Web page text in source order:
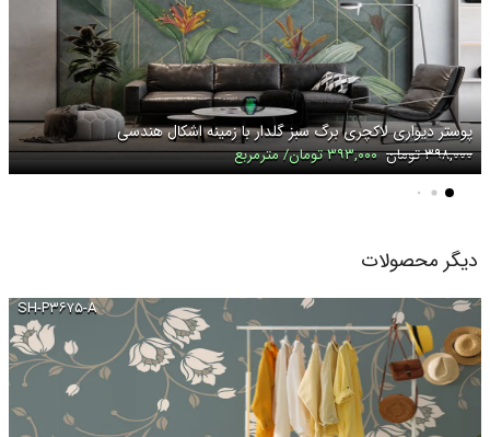
پوستر دیواری لاکچری برگ سبز گلدار با زمینه اشکال هندسی
۳۹۸,۰۰۰ تومان ۳۹۳,۰۰۰ تومان/ مترمربع
دیگر محصولات
SH-P۳۶۷۵-A